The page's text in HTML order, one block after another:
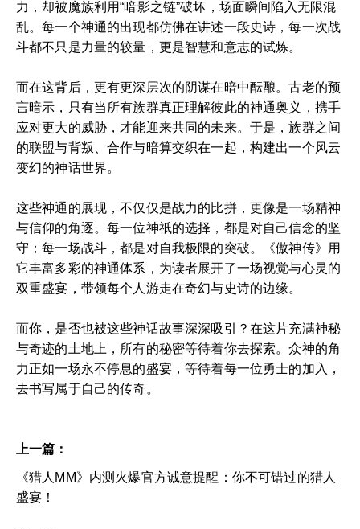
力，却被魔族利用“暗影之链”破坏，场面瞬间陷入无限混
乱。每一个神通的出现都仿佛在讲述一段史诗，每一次战
斗都不只是力量的较量，更是智慧和意志的试炼。
而在这背后，更有更深层次的阴谋在暗中酝酿。古老的预
言暗示，只有当所有族群真正理解彼此的神通奥义，携手
应对更大的威胁，才能迎来共同的未来。于是，族群之间
的联盟与背叛、合作与暗算交织在一起，构建出一个风云
变幻的神话世界。
这些神通的展现，不仅仅是战力的比拼，更像是一场精神
与信仰的角逐。每一位神祇的选择，都是对自己信念的坚
守；每一场战斗，都是对自我极限的突破。《傲神传》用
它丰富多彩的神通体系，为读者展开了一场视觉与心灵的
双重盛宴，带领每个人游走在奇幻与史诗的边缘。
而你，是否也被这些神话故事深深吸引？在这片充满神秘
与奇迹的土地上，所有的秘密等待着你去探索。众神的角
力正如一场永不停息的盛宴，等待着每一位勇士的加入，
去书写属于自己的传奇。
上一篇：
《猎人MM》内测火爆官方诚意提醒：你不可错过的猎人
盛宴！